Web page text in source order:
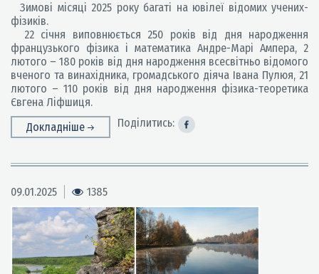
Зимові місяці 2025 року багаті на ювілеї відомих учених-
фізиків.
22 січня виповнюється 250 років від дня народження
французького фізика і математика Андре-Марі Ампера, 2
лютого – 180 років від дня народження всесвітньо відомого
вченого та винахідника, громадського діяча Івана Пулюя, 21
лютого – 110 років від дня народження фізика-теоретика
Євгена Ліфшиця.
Докладніше
Поділитись:
09.01.2025 1385